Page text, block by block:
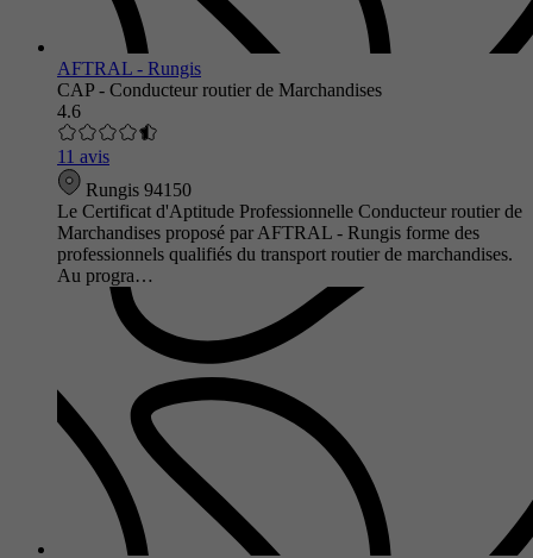
AFTRAL - Rungis
CAP - Conducteur routier de Marchandises
4.6
11 avis
Rungis 94150
Le Certificat d'Aptitude Professionnelle Conducteur routier de
Marchandises proposé par AFTRAL - Rungis forme des
professionnels qualifiés du transport routier de marchandises.
Au progra…